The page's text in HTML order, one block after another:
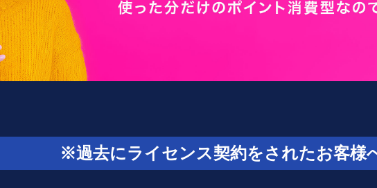
※過去にライセンス契約をされたお客様